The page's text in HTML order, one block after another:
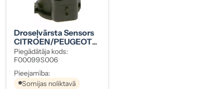
Droseļvārsta Sensors
CITROEN/PEUGEOT
1635Z9
Piegādātāja kods:
F00099S006
Pieejamība:
Somijas noliktavā